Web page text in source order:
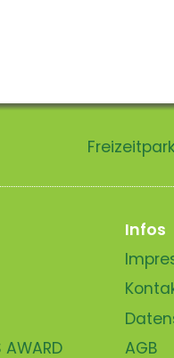
Infos
AGB